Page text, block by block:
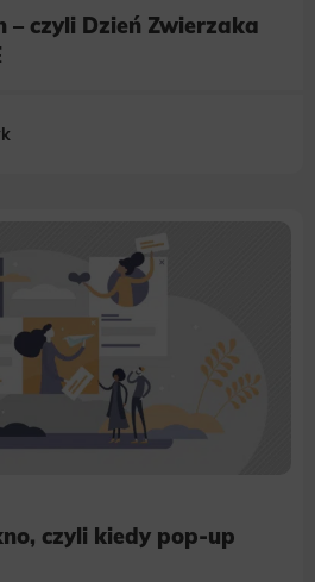
– czyli Dzień Zwierzaka
czyli kiedy pop-up